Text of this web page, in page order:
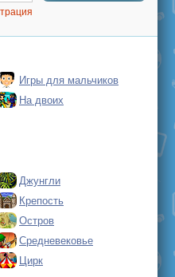
Игры для мальчиков
На двоих
Джунгли
Крепость
Остров
Средневековье
Цирк